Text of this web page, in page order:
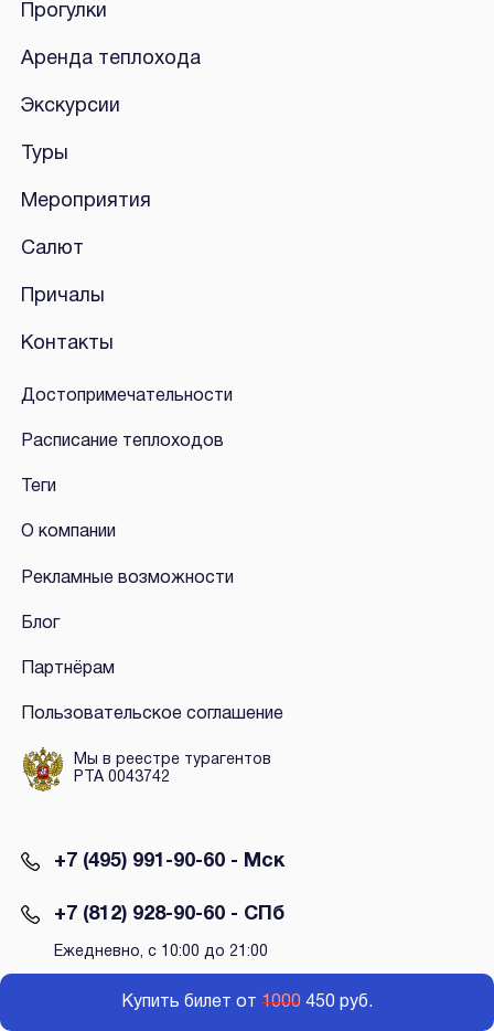
Купить билет от 1000 450 руб.
Прогулки
Аренда теплохода
Экскурсии
Туры
Мероприятия
Салют
Причалы
Контакты
Достопримечательности
Расписание теплоходов
Теги
О компании
Рекламные возможности
Блог
Партнёрам
Пользовательское соглашение
Мы в реестре турагентов
РТА 0043742
+7 (495) 991-90-60 - Мск
+7 (812) 928-90-60 - СПб
Ежедневно, с 10:00 до 21:00
+7 (985) 991-90-60